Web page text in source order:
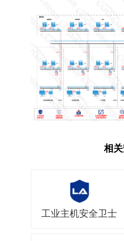
相
工业主机安全卫士